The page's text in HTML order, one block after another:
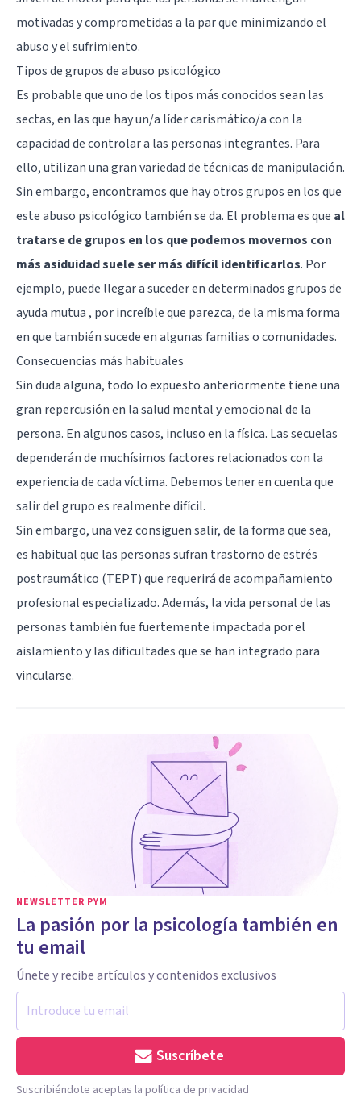
motivadas y comprometidas a la par que minimizando el
abuso y el sufrimiento.
Tipos de grupos de abuso psicológico
Es probable que uno de los tipos más conocidos sean las
sectas, en las que hay un/a líder carismático/a con la
capacidad de controlar a las personas integrantes. Para
ello, utilizan una gran variedad de técnicas de manipulación.
Sin embargo, encontramos que hay otros grupos en los que
este abuso psicológico también se da. El problema es que al
tratarse de grupos en los que podemos movernos con
más asiduidad suele ser más difícil identificarlos. Por
ejemplo, puede llegar a suceder en determinados grupos de
ayuda mutua , por increíble que parezca, de la misma forma
en que también sucede en algunas familias o comunidades.
Consecuencias más habituales
Sin duda alguna, todo lo expuesto anteriormente tiene una
gran repercusión en la salud mental y emocional de la
persona. En algunos casos, incluso en la física. Las secuelas
dependerán de muchísimos factores relacionados con la
experiencia de cada víctima. Debemos tener en cuenta que
salir del grupo es realmente difícil.
Sin embargo, una vez consiguen salir, de la forma que sea,
es habitual que las personas sufran trastorno de estrés
postraumático (TEPT) que requerirá de acompañamiento
profesional especializado. Además, la vida personal de las
personas también fue fuertemente impactada por el
aislamiento y las dificultades que se han integrado para
vincularse.
NEWSLETTER PYM
La pasión por la psicología también en
tu email
Únete y recibe artículos y contenidos exclusivos
Suscríbete
Suscribiéndote aceptas la política de privacidad